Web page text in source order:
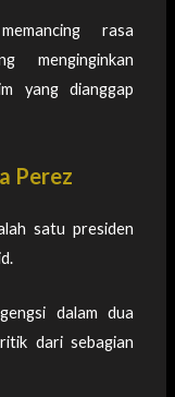
rasa
menginginkan
yang dianggap
Perez
satu presiden
dalam dua
dari sebagian